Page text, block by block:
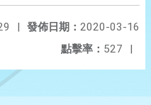
發佈日期： 2020-03-16
|
點擊率： 527 |